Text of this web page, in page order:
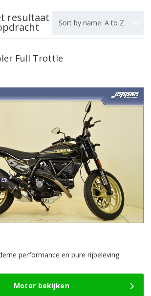
resultaat Sort by name: A to Z
Full Trottle
performance en pure rijbeleving
Motor bekijken